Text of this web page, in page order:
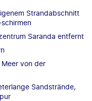
Strandabschnitt
Saranda entfernt
von der
Sandstrände,